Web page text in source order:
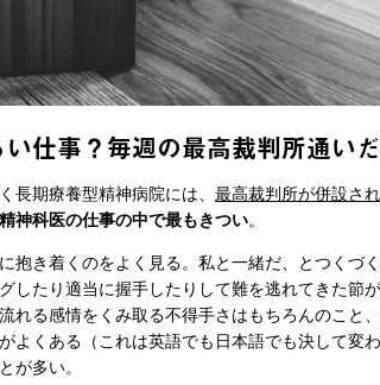
仕事？毎週の最高裁判所通いだ
長期療養型精神病院には、 最高裁判所が併設さ
神科医の仕事の中で最もきつい。
抱き着くのをよく見る。私と一緒だ、とつくづ
したり適当に握手したりして難を逃れてきた節
れる感情をくみ取る不得手さはもちろんのこと
よくある（これは英語でも日本語でも決して変
が多い。